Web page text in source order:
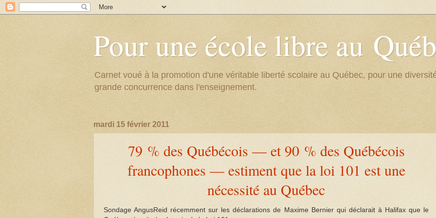
Pour une école libre au
Carnet voué à la promotion d'une véritable liberté scolaire au Québec, pour une
grande concurrence dans l'enseignement.
mardi 15 février 2011
79 % des Québécois — et 90 % des Québécois
francophones — estiment que la loi 101 est une
nécessité au Québec
Sondage AngusReid récemment sur les déclarations de Maxime Bernier qui déclarait à Halifax que le